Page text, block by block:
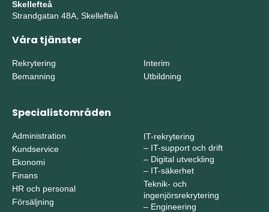
Skellefteå
Strandgatan 48A, Skellefteå
Våra tjänster
Rekrytering
Bemanning
Interim
Utbildning
Specialistområden
Administration
Kundservice
Ekonomi
Finans
HR och personal
Försäljning
IT-rekrytering
– IT-support och drift
– Digital utveckling
– IT-säkerhet
Teknik- och
ingenjörsrekrytering
– Engineering